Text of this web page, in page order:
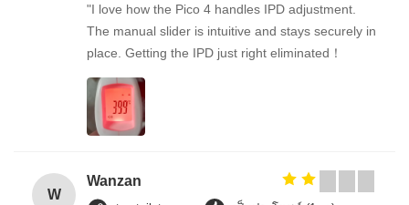
"I love how the Pico 4 handles IPD adjustment.
The manual slider is intuitive and stays securely in
place. Getting the IPD just right eliminated！
W
Wanzan